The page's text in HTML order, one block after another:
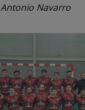
Antonio Navarro